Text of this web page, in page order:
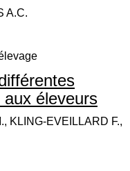
A.C.
éleveurs
KLING-EVEILLARD F.,